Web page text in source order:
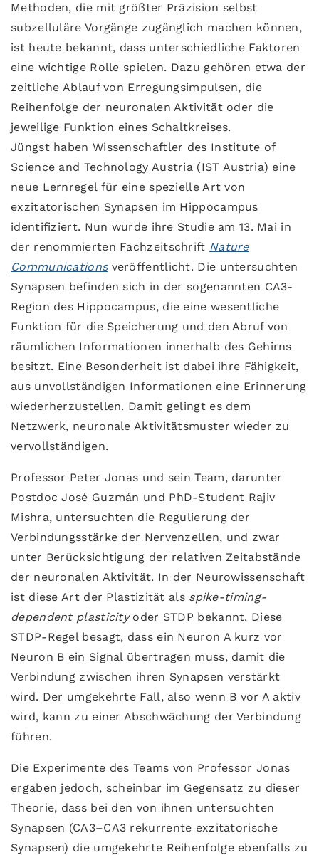
Methoden, die mit größter Präzision selbst
subzelluläre Vorgänge zugänglich machen können,
ist heute bekannt, dass unterschiedliche Faktoren
eine wichtige Rolle spielen. Dazu gehören etwa der
zeitliche Ablauf von Erregungsimpulsen, die
Reihenfolge der neuronalen Aktivität oder die
jeweilige Funktion eines Schaltkreises.
Jüngst haben Wissenschaftler des Institute of
Science and Technology Austria (IST Austria) eine
neue Lernregel für eine spezielle Art von
exzitatorischen Synapsen im Hippocampus
identifiziert. Nun wurde ihre Studie am 13. Mai in
der renommierten Fachzeitschrift Nature
Communicationsveröffentlicht. Die untersuchten
Synapsen befinden sich in der sogenannten CA3-
Region des Hippocampus, die eine wesentliche
Funktion für die Speicherung und den Abruf von
räumlichen Informationen innerhalb des Gehirns
besitzt. Eine Besonderheit ist dabei ihre Fähigkeit,
aus unvollständigen Informationen eine Erinnerung
wiederherzustellen. Damit gelingt es dem
Netzwerk, neuronale Aktivitätsmuster wieder zu
vervollständigen.
Professor Peter Jonas und sein Team, darunter
Postdoc José Guzmán und PhD-Student Rajiv
Mishra, untersuchten die Regulierung der
Verbindungsstärke der Nervenzellen, und zwar
unter Berücksichtigung der relativen Zeitabstände
der neuronalen Aktivität. In der Neurowissenschaft
ist diese Art der Plastizität als spike-timing-
dependent plasticityoder STDP bekannt. Diese
STDP-Regel besagt, dass ein Neuron A kurz vor
Neuron B ein Signal übertragen muss, damit die
Verbindung zwischen ihren Synapsen verstärkt
wird. Der umgekehrte Fall, also wenn B vor A aktiv
wird, kann zu einer Abschwächung der Verbindung
führen.
Die Experimente des Teams von Professor Jonas
ergaben jedoch, scheinbar im Gegensatz zu dieser
Theorie, dass bei den von ihnen untersuchten
Synapsen (CA3–CA3 rekurrente exzitatorische
Synapsen) die umgekehrte Reihenfolge ebenfalls zu